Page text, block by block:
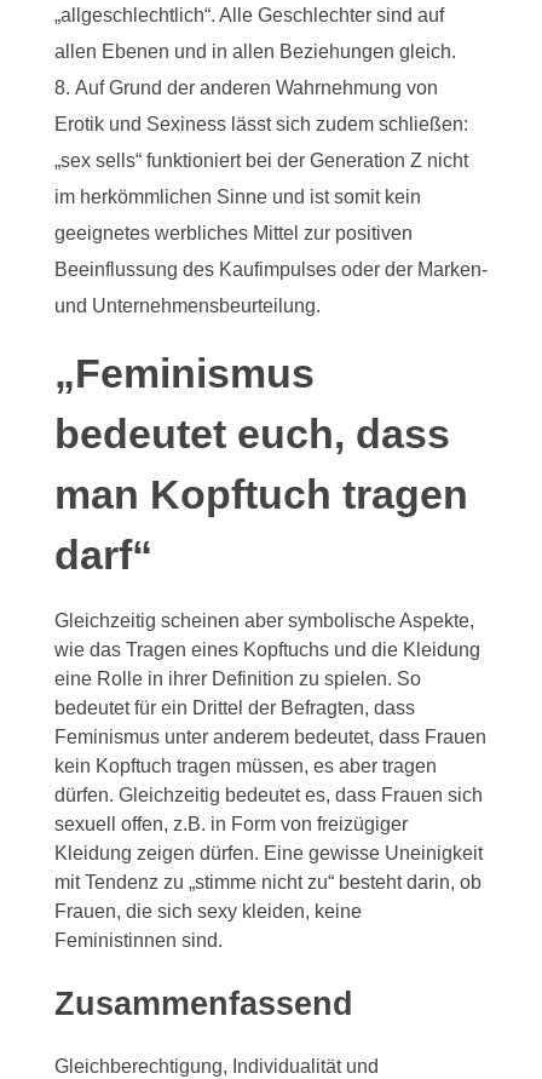
„allgeschlechtlich“. Alle Geschlechter sind auf
allen Ebenen und in allen Beziehungen gleich.
Auf Grund der anderen Wahrnehmung von
Erotik und Sexiness lässt sich zudem schließen:
„sex sells“ funktioniert bei der Generation Z nicht
im herkömmlichen Sinne und ist somit kein
geeignetes werbliches Mittel zur positiven
Beeinflussung des Kaufimpulses oder der Marken-
und Unternehmensbeurteilung.
„Feminismus
bedeutet euch, dass
man Kopftuch tragen
darf“
Gleichzeitig scheinen aber symbolische Aspekte,
wie das Tragen eines Kopftuchs und die Kleidung
eine Rolle in ihrer Definition zu spielen. So
bedeutet für ein Drittel der Befragten, dass
Feminismus unter anderem bedeutet, dass Frauen
kein Kopftuch tragen müssen, es aber tragen
dürfen. Gleichzeitig bedeutet es, dass Frauen sich
sexuell offen, z.B. in Form von freizügiger
Kleidung zeigen dürfen. Eine gewisse Uneinigkeit
mit Tendenz zu „stimme nicht zu“ besteht darin, ob
Frauen, die sich sexy kleiden, keine
Feministinnen sind.
Zusammenfassend
Gleichberechtigung, Individualität und